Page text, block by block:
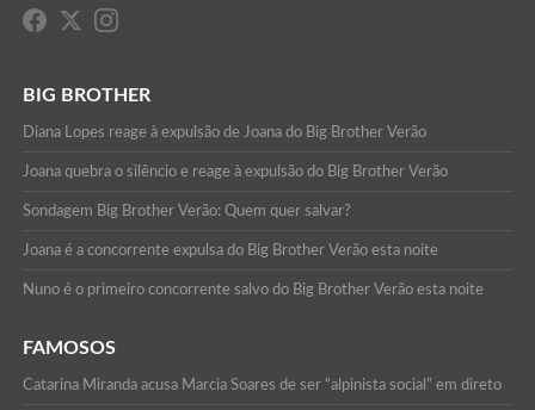
BIG BROTHER
Diana Lopes reage à expulsão de Joana do Big Brother Verão
Joana quebra o silêncio e reage à expulsão do Big Brother Verão
Sondagem Big Brother Verão: Quem quer salvar?
Joana é a concorrente expulsa do Big Brother Verão esta noite
Nuno é o primeiro concorrente salvo do Big Brother Verão esta noite
FAMOSOS
Catarina Miranda acusa Marcia Soares de ser “alpinista social” em direto